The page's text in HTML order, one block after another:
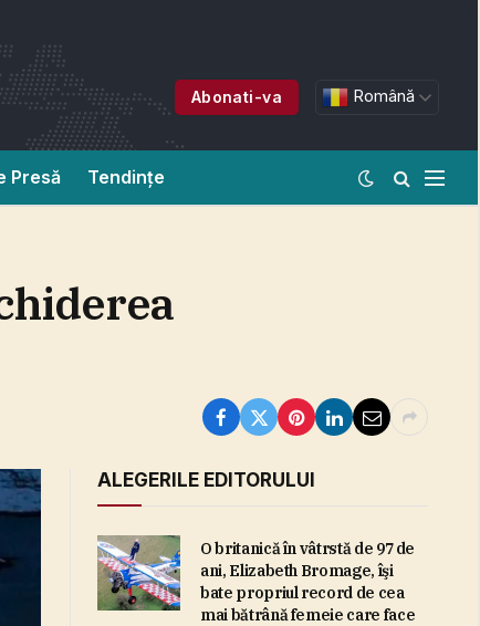
Abonati-va Română
Presă Tendințe
ALEGERILE EDITORULUI
O britanică în vâtrstă de 97 de
ani, Elizabeth Bromage, îşi
bate propriul record de cea
mai bătrână femeie care face